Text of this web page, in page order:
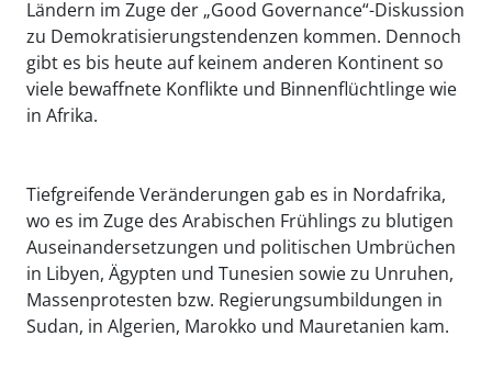
Ländern im Zuge der „Good Governance“-Diskussion
zu Demokratisierungstendenzen kommen. Dennoch
gibt es bis heute auf keinem anderen Kontinent so
viele bewaffnete Konflikte und Binnenflüchtlinge wie
in Afrika.
Tiefgreifende Veränderungen gab es in Nordafrika,
wo es im Zuge des Arabischen Frühlings zu blutigen
Auseinandersetzungen und politischen Umbrüchen
in Libyen, Ägypten und Tunesien sowie zu Unruhen,
Massenprotesten bzw. Regierungsumbildungen in
Sudan, in Algerien, Marokko und Mauretanien kam.